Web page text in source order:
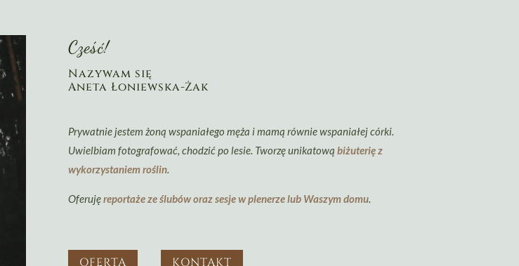
Cześć!
Nazywam się
Aneta Łoniewska-Żak
Prywatnie jestem żoną wspaniałego męża i mamą równie wspaniałej córki.
Uwielbiam fotografować, chodzić po lesie. Tworzę unikatową biżuterię z
wykorzystaniem roślin.
Oferujęreportaże ze ślubów oraz sesje w plenerze lub Waszym domu.
OFERTA KONTAKT